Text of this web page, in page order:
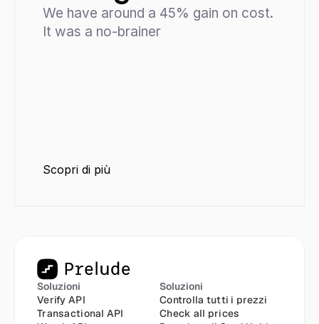
We have around a 45% gain on cost.
It was a no-brainer
Scopri di più
Soluzioni
Verify API
Transactional API
Soluzioni
Controlla tutti i prezzi
Check all prices